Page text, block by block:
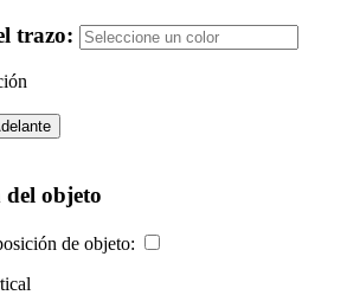
trazo:
del objeto
de objeto: